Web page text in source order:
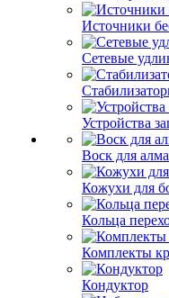
Источники
Сетевые
Устройства
Воск для
Кожухи для
Кольца
Комплекты
Кондуктор